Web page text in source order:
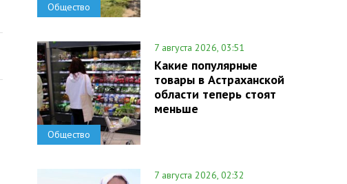
Общество
Общество
7 августа 2026, 03:51
Какие популярные
товары в Астраханской
области теперь стоят
меньше
7 августа 2026, 02:32